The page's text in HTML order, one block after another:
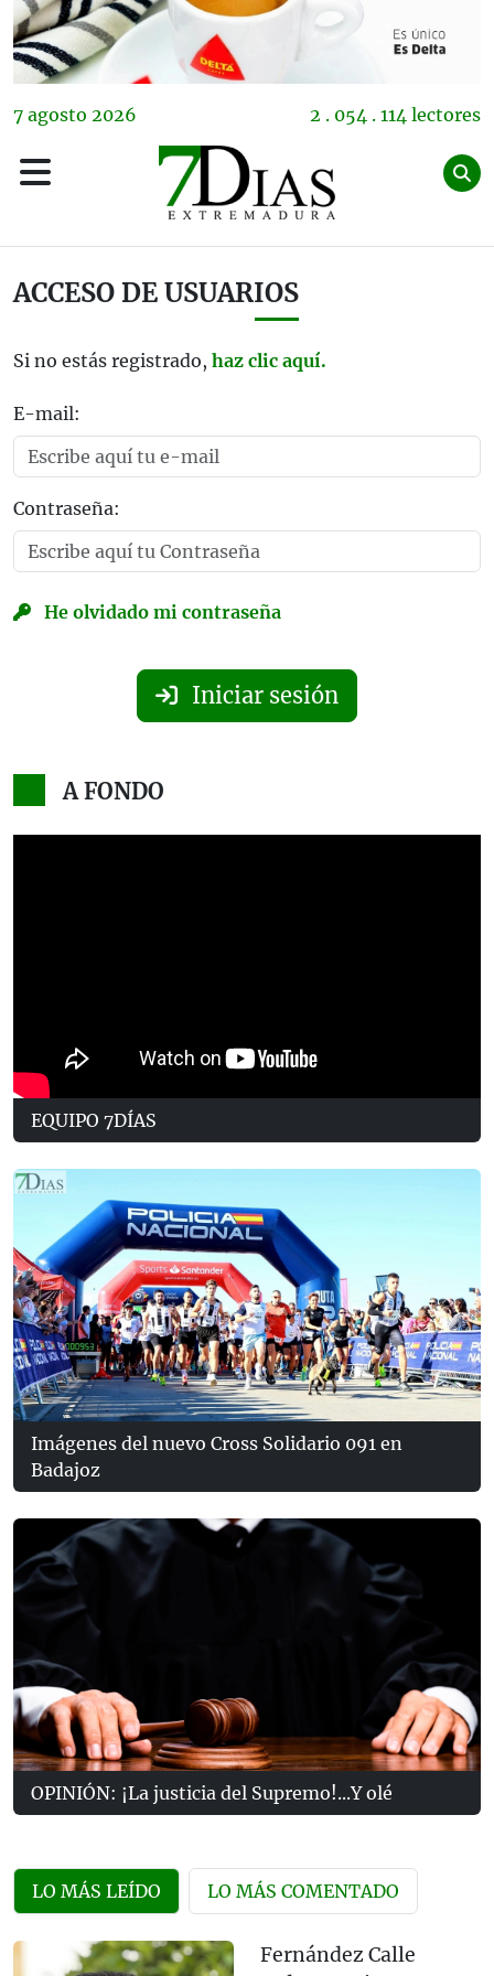
7 agosto 2026 2 . 054 . 114 lectores
ACCESO DE USUARIOS
Si no estás registrado, haz clic aquí.
E-mail:
Contraseña:
He olvidado mi contraseña
Iniciar sesión
A FONDO
EQUIPO 7DÍAS
Imágenes del nuevo Cross Solidario 091 en
Badajoz
OPINIÓN: ¡La justicia del Supremo!...Y olé
LO MÁS LEÍDO LO MÁS COMENTADO
Fernández Calle